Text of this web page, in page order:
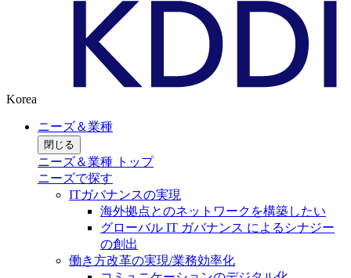
Korea
ニーズ＆業種
閉じる
ニーズ＆業種 トップ
ニーズで探す
ITガバナンスの実現
海外拠点とのネットワークを構築したい
グローバル IT ガバナンス によるシナジー
の創出
働き方改革の実現/業務効率化